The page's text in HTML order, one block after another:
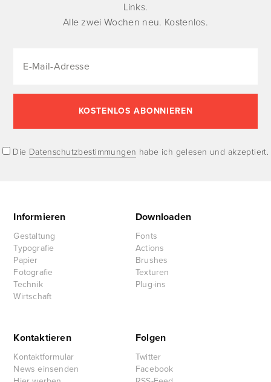
Links.
Alle zwei Wochen neu. Kostenlos.
Die Datenschutzbestimmungen habe ich gelesen und akzeptiert.
Informieren
Gestaltung
Typografie
Papier
Fotografie
Technik
Wirtschaft
Downloaden
Fonts
Actions
Brushes
Texturen
Plug-ins
Kontaktieren
Kontaktformular
News einsenden
Folgen
Twitter
Facebook